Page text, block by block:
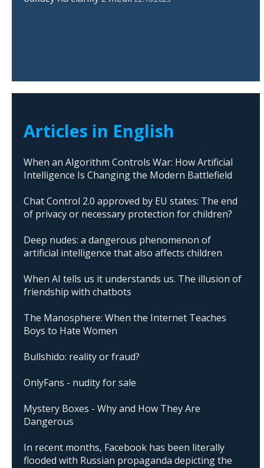
Articles in English
When an Algorithm Controls War: How Artificial
Intelligence Is Changing the Modern Battlefield
Chat Control 2.0 approved by EU states: The end
of privacy or necessary protection for children?
Deep nudes: a dangerous phenomenon of
artificial intelligence that also affects children
When AI tells us it understands us. The illusion of
friendship with chatbots
The Manosphere: When the Internet Teaches
Boys to Hate Women
Bullshido: reality or fraud?
OnlyFans - nudity for sale
Mystery Boxes - Why and How They Are
Dangerous
In recent months, Facebook has been literally
flooded with Russian propaganda depicting the